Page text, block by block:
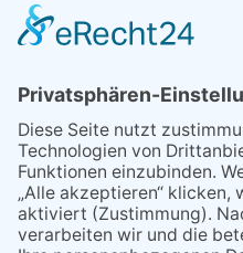
Objekt …
Kommentiert vor: 25
Sperrung für
Wellen
Sperrung der
Kommentiert vor:1
Literarischer
Alte Schule